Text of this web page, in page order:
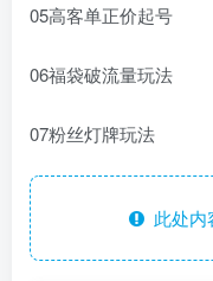
05高客单正价起号
06福袋破流量玩法
07粉丝灯牌玩法
此处内